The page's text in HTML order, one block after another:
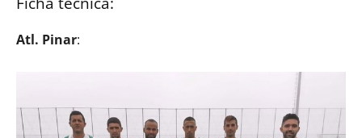
Atl. Pinar: